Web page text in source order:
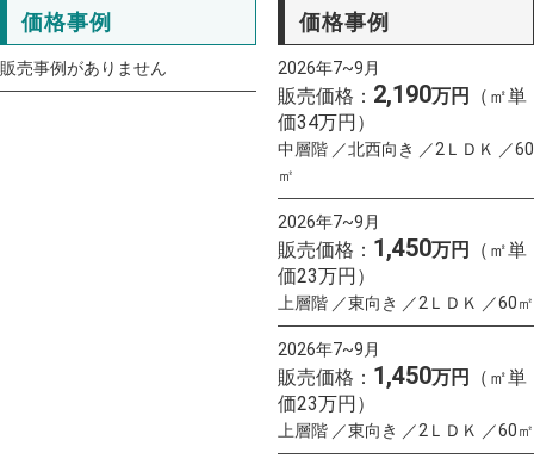
価格事例
販売事例がありません
価格事例
2026年7~9月
販売価格： 2,190万円
（㎡単
価34万円）
中層階 ／北西向き ／2ＬＤＫ ／60
㎡
2026年7~9月
販売価格： 1,450万円
（㎡単
価23万円）
上層階 ／東向き ／2ＬＤＫ ／60㎡
2026年7~9月
販売価格： 1,450万円
（㎡単
価23万円）
上層階 ／東向き ／2ＬＤＫ ／60㎡